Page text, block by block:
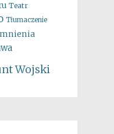
Teatr
Tłumaczenie
Wojski